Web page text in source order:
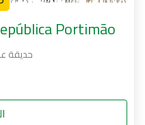
Portimão
حديقة